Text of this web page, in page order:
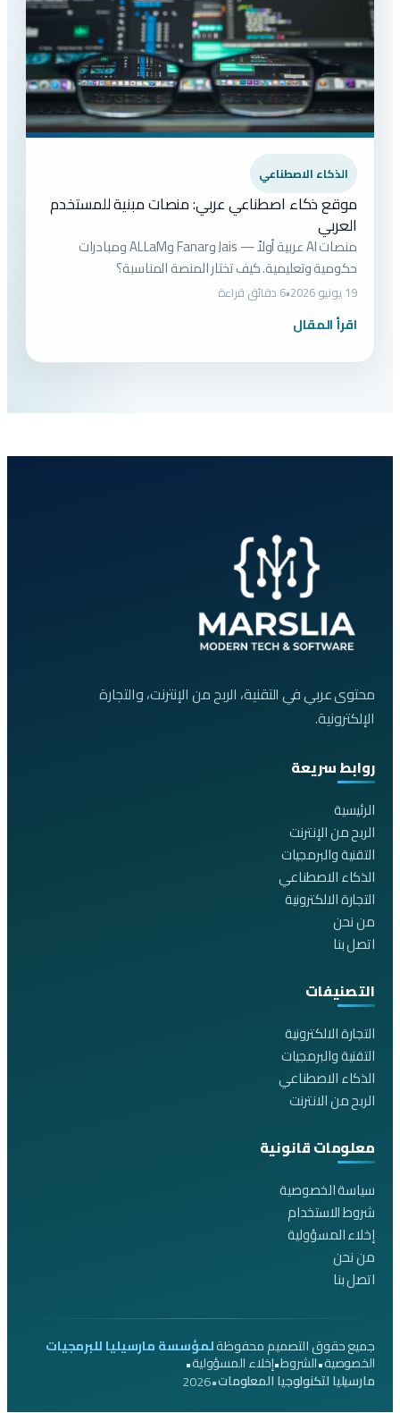
الذكاء الاصطناعي
موقع ذكاء اصطناعي عربي: منصات مبنية للمستخدم
العربي
منصات AI عربية أولاً — Jais وFanar وALLaM ومبادرات
حكومية وتعليمية. كيف تختار المنصة المناسبة؟
19 يونيو 2026 •6 دقائق قراءة
اقرأ المقال
محتوى عربي في التقنية، الربح من الإنترنت، والتجارة
الإلكترونية.
روابط سريعة
الرئيسية
الربح من الإنترنت
التقنية والبرمجيات
الذكاء الاصطناعي
التجارة الالكترونية
من نحن
اتصل بنا
التصنيفات
التجارة الالكترونية
التقنية والبرمجيات
الذكاء الاصطناعي
الربح من الانترنت
معلومات قانونية
سياسة الخصوصية
شروط الاستخدام
إخلاء المسؤولية
من نحن
اتصل بنا
جميع حقوق التصميم محفوظةلمؤسسة مارسيليا للبرمجيات
الخصوصية•الشروط•إخلاء المسؤولية•
مارسيليا لتكنولوجيا المعلومات•
2026